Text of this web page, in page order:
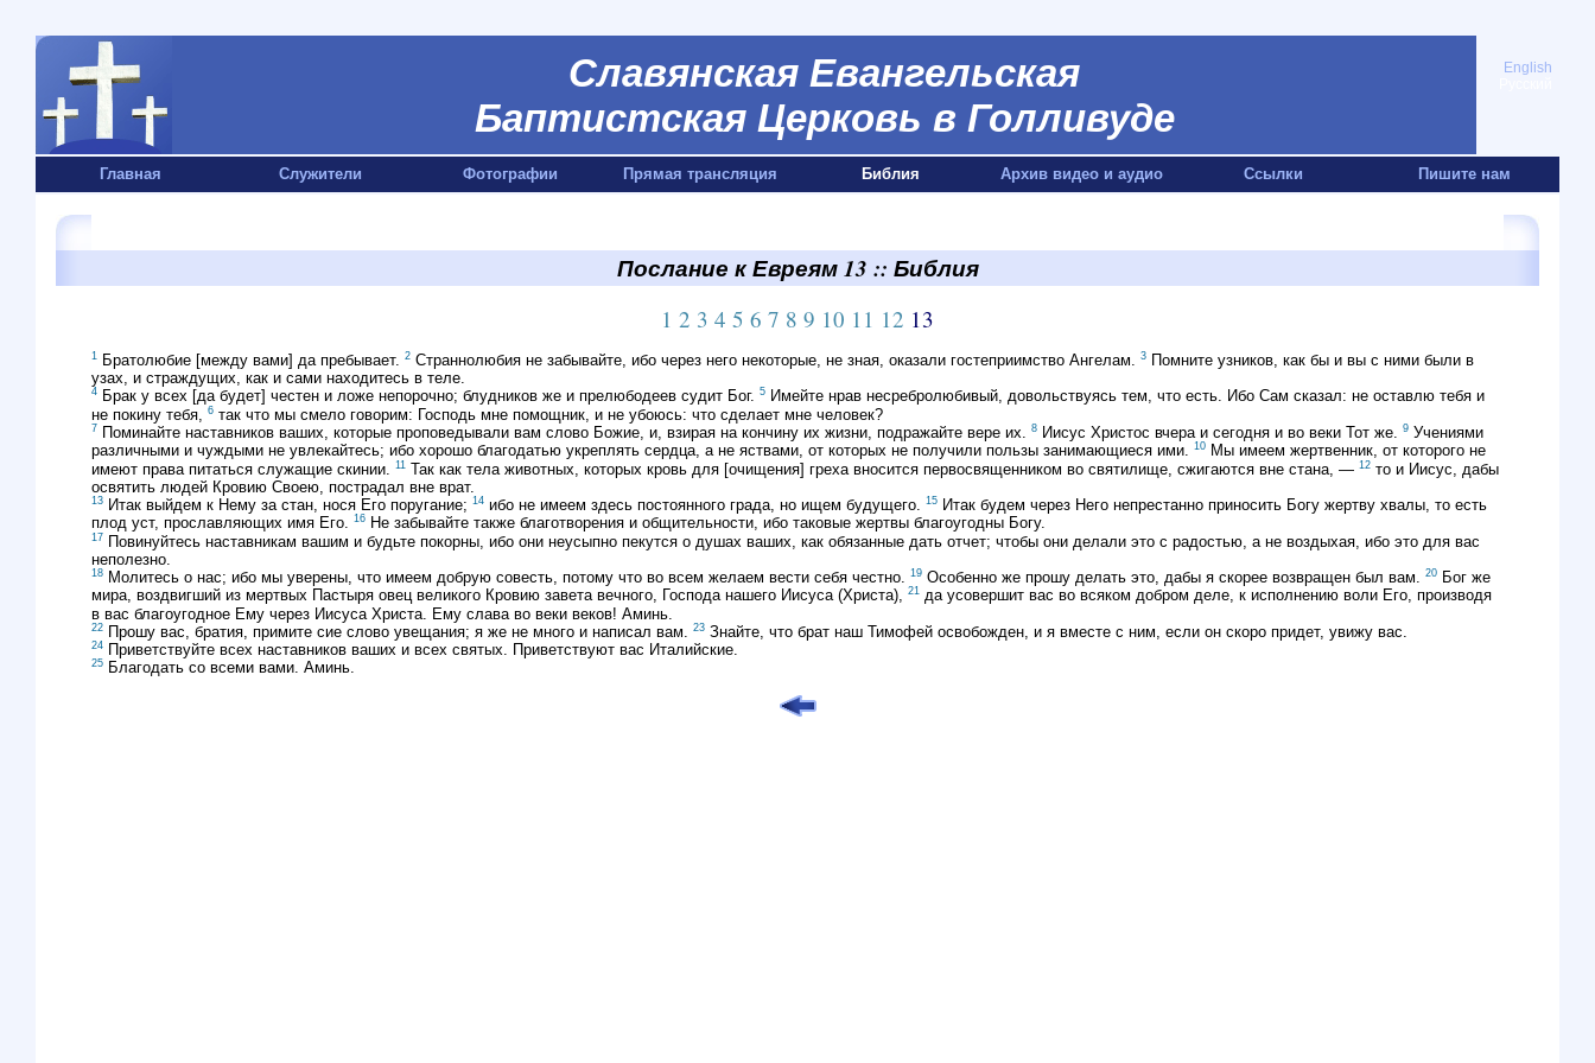
Славянская Евангельская
Баптистская Церковь в Голливуде
English
Главная Служители Фотографии Прямая трансляция Библия Архив видео и аудио Ссылки Пишите нам
Послание к Евреям 13 :: Библия
1 2 3 4 5 6 7 8 9 10 11 12 13
1 Братолюбие [между вами] да пребывает. 2 Страннолюбия не забывайте, ибо через него некоторые, не зная, оказали гостеприимство Ангелам. 3 Помните узников, как бы и вы с ними были в
узах, и страждущих, как и сами находитесь в теле.
4 Брак у всех [да будет] честен и ложе непорочно; блудников же и прелюбодеев судит Бог. 5 Имейте нрав несребролюбивый, довольствуясь тем, что есть. Ибо Сам сказал: не оставлю тебя и
не покину тебя,
6 так что мы смело говорим: Господь мне помощник, и не убоюсь: что сделает мне человек?
7 Поминайте наставников ваших, которые проповедывали вам слово Божие, и, взирая на кончину их жизни, подражайте вере их. 8 Иисус Христос вчера и сегодня и во веки Тот же. 9 Учениями
различными и чуждыми не увлекайтесь; ибо хорошо благодатью укреплять сердца, а не яствами, от которых не получили пользы занимающиеся ими. 10 Мы имеем жертвенник, от которого не
имеют права питаться служащие скинии.
11 Так как тела животных, которых кровь для [очищения] греха вносится первосвященником во святилище, сжигаются вне стана, — 12 то и Иисус, дабы
освятить людей Кровию Своею, пострадал вне врат.
13 Итак выйдем к Нему за стан, нося Его поругание; 14 ибо не имеем здесь постоянного града, но ищем будущего. 15 Итак будем через Него непрестанно приносить Богу жертву хвалы, то есть
плод уст, прославляющих имя Его. 16 Не забывайте также благотворения и общительности, ибо таковые жертвы благоугодны Богу.
17 Повинуйтесь наставникам вашим и будьте покорны, ибо они неусыпно пекутся о душах ваших, как обязанные дать отчет; чтобы они делали это с радостью, а не воздыхая, ибо это для вас
неполезно.
18 Молитесь о нас; ибо мы уверены, что имеем добрую совесть, потому что во всем желаем вести себя честно. 19 Особенно же прошу делать это, дабы я скорее возвращен был вам. 20 Бог же
мира, воздвигший из мертвых Пастыря овец великого Кровию завета вечного, Господа нашего Иисуса (Христа), 21 да усовершит вас во всяком добром деле, к исполнению воли Его, производя
в вас благоугодное Ему через Иисуса Христа. Ему слава во веки веков! Аминь.
22 Прошу вас, братия, примите сие слово увещания; я же не много и написал вам. 23 Знайте, что брат наш Тимофей освобожден, и я вместе с ним, если он скоро придет, увижу вас.
24 Приветствуйте всех наставников ваших и всех святых. Приветствуют вас Италийские.
25 Благодать со всеми вами. Аминь.